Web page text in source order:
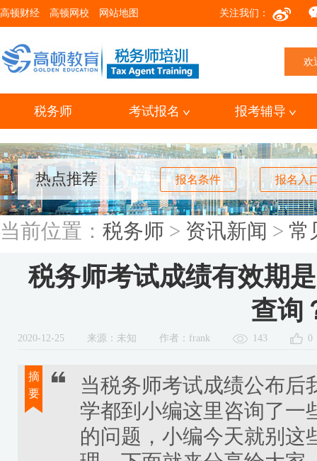
高顿财经 高顿网校 网站地图 关注我们：
欢
税务师 考试报名 报考辅导
热点推荐 报名条件 报名入
当前位置： 税务师 > 资讯新闻 > 常
税务师考试成绩有效期
查询
2020-12-25 来源：未知 作者：frank 143 0
摘
要
当税务师考试成绩公布后
学都到小编这里咨询了一
的问题，小编今天就别这